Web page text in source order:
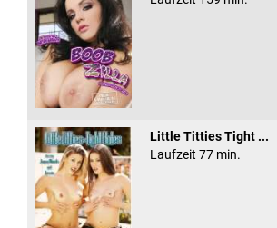
Little Titties Tight ...
Laufzeit 77 min.